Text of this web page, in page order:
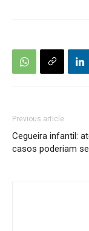
Previous article
Cegueira infantil:
casos poderiam